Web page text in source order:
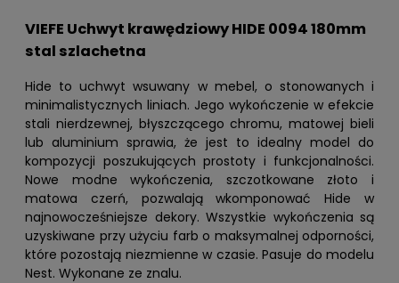
VIEFE Uchwyt krawędziowy HIDE 0094 180mm
stal szlachetna
Hide to uchwyt wsuwany w mebel, o stonowanych i
minimalistycznych liniach. Jego wykończenie w efekcie
stali nierdzewnej, błyszczącego chromu, matowej bieli
lub aluminium sprawia, że jest to idealny model do
kompozycji poszukujących prostoty i funkcjonalności.
Nowe modne wykończenia, szczotkowane złoto i
matowa czerń, pozwalają wkomponować Hide w
najnowocześniejsze dekory. Wszystkie wykończenia są
uzyskiwane przy użyciu farb o maksymalnej odporności,
które pozostają niezmienne w czasie. Pasuje do modelu
Nest. Wykonane ze znalu.